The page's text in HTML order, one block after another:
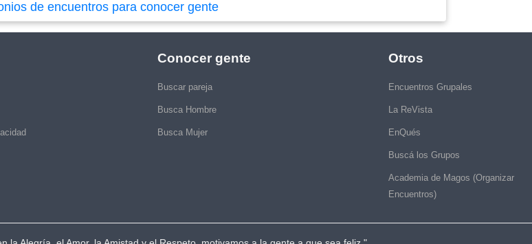
de encuentros para conocer gente
Conocer gente
Buscar pareja
Busca Hombre
Busca Mujer
Otros
Encuentros Grupales
La ReVista
EnQués
Buscá los Grupos
Academia de Magos (Organizar
Encuentros)